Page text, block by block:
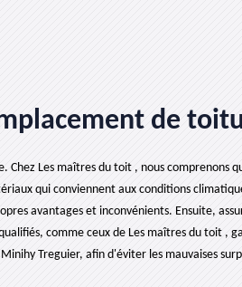
de
Les maîtres du toit , nous comprenons
qui conviennent aux conditions
avantages et inconvénients. Ensuite,
comme ceux de Les maîtres du toit ,
Treguier, afin d'éviter les mauvaises